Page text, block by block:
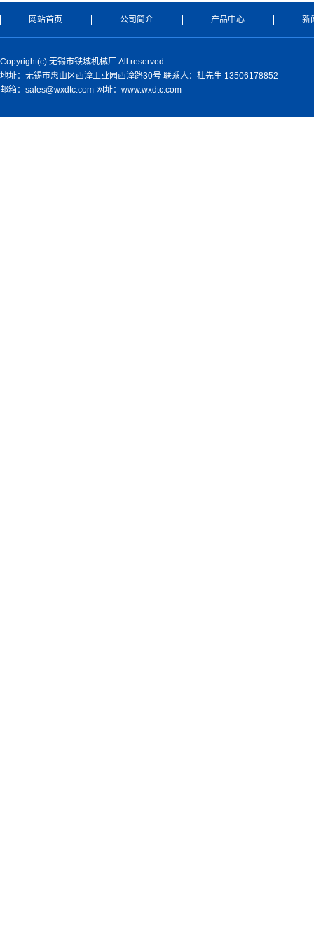
网站首页 公司简介 产品中心 新
Copyright(c) 无锡市铁城机械厂 All reserved.
地址：无锡市惠山区西漳工业园西漳路30号 联系人：杜先生 13506178852
邮箱：sales@wxdtc.com 网址：www.wxdtc.com